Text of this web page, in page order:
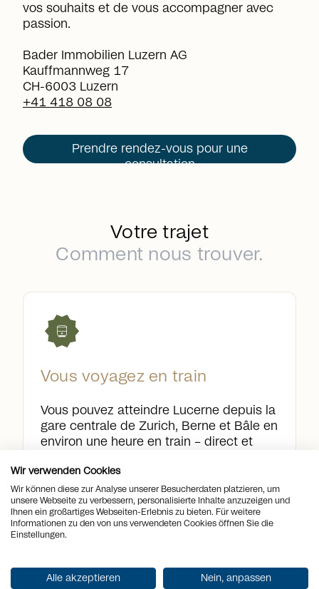
vos souhaits et de vous accompagner avec
passion.
Bader Immobilien Luzern AG
Kauffmannweg 17
CH-6003 Luzern
+41 418 08 08
Prendre rendez-vous pour une
consultation
Votre trajet
Comment nous trouver.
Vous voyagez en train
Vous pouvez atteindre Lucerne depuis la
gare centrale de Zurich, Berne et Bâle en
environ une heure en train – direct et
cinq minutes à pied de la gare.
Wir verwenden Cookies
Wir können diese zur Analyse unserer Besucherdaten platzieren, um
unsere Webseite zu verbessern, personalisierte Inhalte anzuzeigen und
Ihnen ein großartiges Webseiten-Erlebnis zu bieten. Für weitere
Informationen zu den von uns verwendeten Cookies öffnen Sie die
Einstellungen.
Alle akzeptieren Nein, anpassen